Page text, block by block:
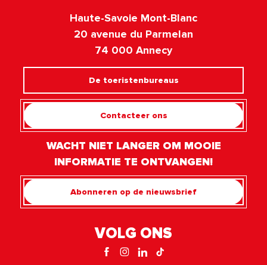
Haute-Savoie Mont-Blanc
20 avenue du Parmelan
74 000 Annecy
De toeristenbureaus
Contacteer ons
WACHT NIET LANGER OM MOOIE
INFORMATIE TE ONTVANGEN!
Abonneren op de nieuwsbrief
VOLG ONS